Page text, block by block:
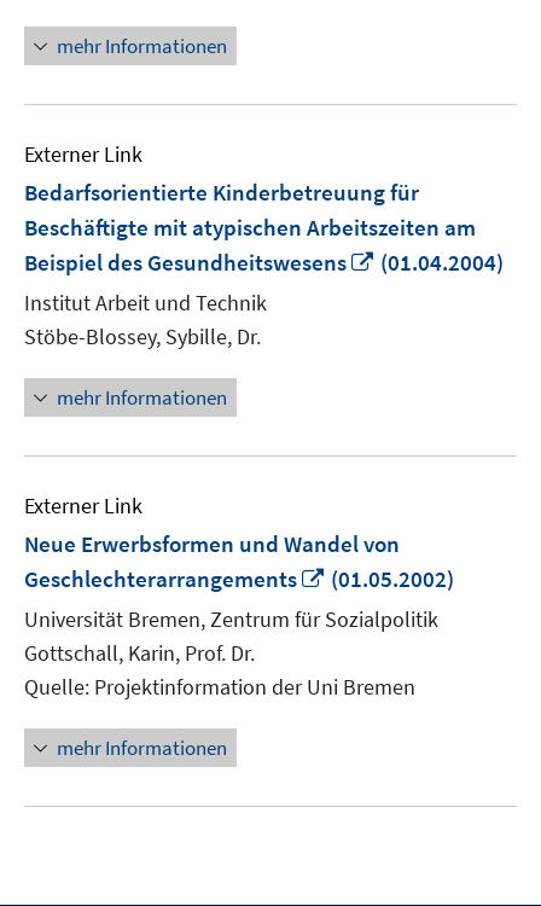
mehr Informationen
Externer Link
Bedarfsorientierte Kinderbetreuung für
Beschäftigte mit atypischen Arbeitszeiten am
Beispiel des Gesundheitswesens
In
(01.04.2004)
Institut Arbeit und Technik
Stöbe-Blossey, Sybille, Dr.
mehr Informationen
Externer Link
Neue Erwerbsformen und Wandel von
Geschlechterarrangements
In
neuem
Fenster
(01.05.2002)
Universität Bremen, Zentrum für Sozialpolitik
Gottschall, Karin, Prof. Dr.
Quelle: Projektinformation der Uni Bremen
mehr Informationen